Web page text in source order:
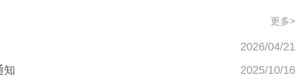
更多>
2026/04/21
知
2025/10/16